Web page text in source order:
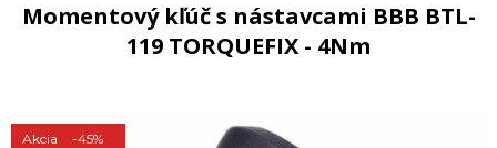
Momentový kľúč s nástavcami BBB BTL-
119 TORQUEFIX - 4Nm
Akcia -45%